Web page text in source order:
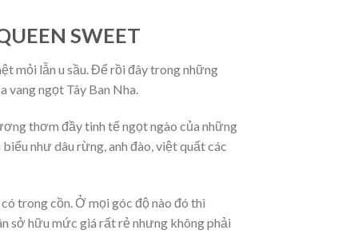
SWEET
mỏi lẫn u sầu. Để rồi đây trong những
vang ngọt Tây Ban Nha.
thơm đầy tinh tế ngọt ngào của những
như dâu rừng, anh đào, việt quất các
trong cồn. Ở mọi góc độ nào đó thì
sở hữu mức giá rất rẻ nhưng không phải